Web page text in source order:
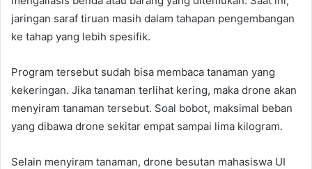
jaringan saraf tiruan masih dalam tahapan pengembangan
ke tahap yang lebih spesifik.
Program tersebut sudah bisa membaca tanaman yang
kekeringan. Jika tanaman terlihat kering, maka drone akan
menyiram tanaman tersebut. Soal bobot, maksimal beban
yang dibawa drone sekitar empat sampai lima kilogram.
Selain menyiram tanaman, drone besutan mahasiswa UI